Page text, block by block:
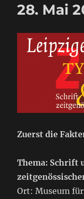
28. Mai
Zuerst die
Thema: Schrift
Ort: Museum